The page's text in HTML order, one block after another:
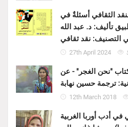
الثقافي أسئلةٌ في
تأليف: د. عبد الله
التصنيف: نقد ثقافي
27th April 2024
"نحن الغجر" - عن
ترجمة حسين نهابة
12th March 2018
في أدب أوربا الغربية